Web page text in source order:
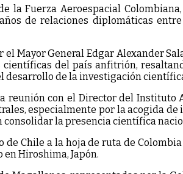
la Fuerza Aeroespacial
de relaciones diplomáticas
Mayor General Edgar Alexander
del país anfitrión,
de la investigación
reunión con el Director del Instituto
especialmente por la acogida
la presencia científica
Chile a la hoja de ruta de
Hiroshima, Japón.